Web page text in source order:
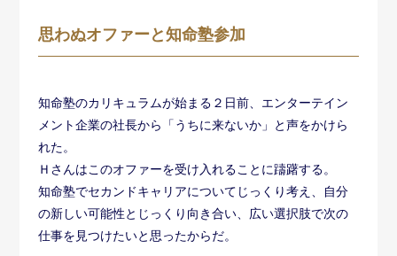
思わぬオファーと知命塾参加
知命塾のカリキュラムが始まる２日前、エンターテイン
メント企業の社長から「うちに来ないか」と声をかけら
れた。
Ｈさんはこのオファーを受け入れることに躊躇する。
知命塾でセカンドキャリアについてじっくり考え、自分
の新しい可能性とじっくり向き合い、広い選択肢で次の
仕事を見つけたいと思ったからだ。